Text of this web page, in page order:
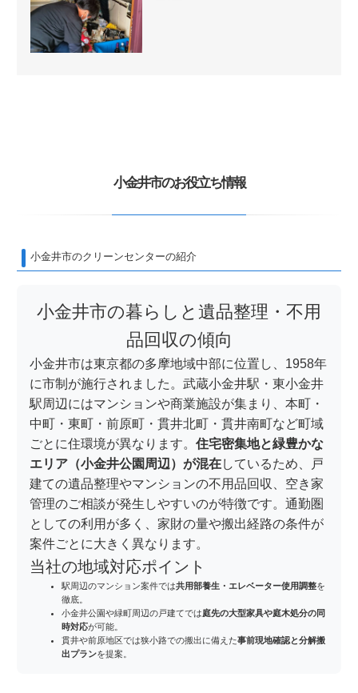
小金井市のお役立ち情報
小金井市のクリーンセンターの紹介
小金井市の暮らしと遺品整理・不用
品回収の傾向
小金井市は東京都の多摩地域中部に位置し、1958年
に市制が施行されました。武蔵小金井駅・東小金井
駅周辺にはマンションや商業施設が集まり、本町・
中町・東町・前原町・貫井北町・貫井南町など町域
ごとに住環境が異なります。 住宅密集地と緑豊かな
エリア（小金井公園周辺）が混在しているため、戸
建ての遺品整理やマンションの不用品回収、空き家
管理のご相談が発生しやすいのが特徴です。通勤圏
としての利用が多く、家財の量や搬出経路の条件が
案件ごとに大きく異なります。
当社の地域対応ポイント
駅周辺のマンション案件では共用部養生・エレベーター使用調整を
徹底。
小金井公園や緑町周辺の戸建てでは庭先の大型家具や庭木処分の同
時対応が可能。
貫井や前原地区では狭小路での搬出に備えた事前現地確認と分解搬
出プランを提案。